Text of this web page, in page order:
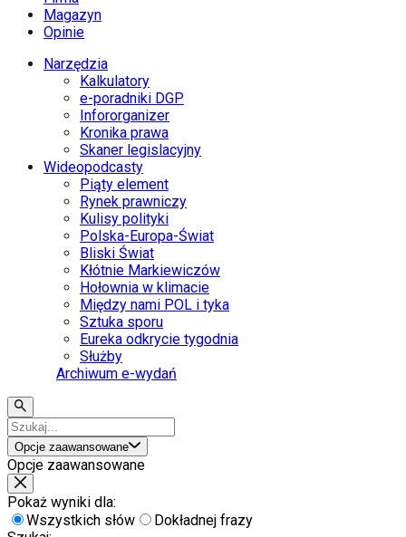
Magazyn
Opinie
Narzędzia
Kalkulatory
e-poradniki DGP
Infororganizer
Kronika prawa
Skaner legislacyjny
Wideopodcasty
Piąty element
Rynek prawniczy
Kulisy polityki
Polska-Europa-Świat
Bliski Świat
Kłótnie Markiewiczów
Hołownia w klimacie
Między nami POL i tyka
Sztuka sporu
Eureka odkrycie tygodnia
Służby
Archiwum e-wydań
Opcje zaawansowane
Opcje zaawansowane
Pokaż wyniki dla:
Wszystkich słów
Dokładnej frazy